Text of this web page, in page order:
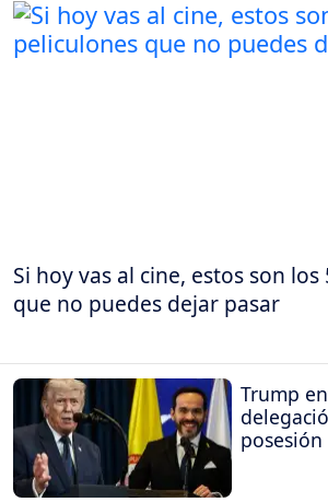
Si hoy vas al cine, estos son
que no puedes dejar pasar
Trump